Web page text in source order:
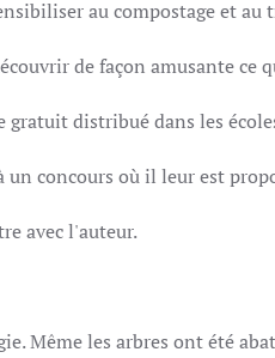
au compostage et au
de façon amusante ce
gratuit distribué dans les
un concours où il leur est
avec l'auteur.
Même les arbres ont été